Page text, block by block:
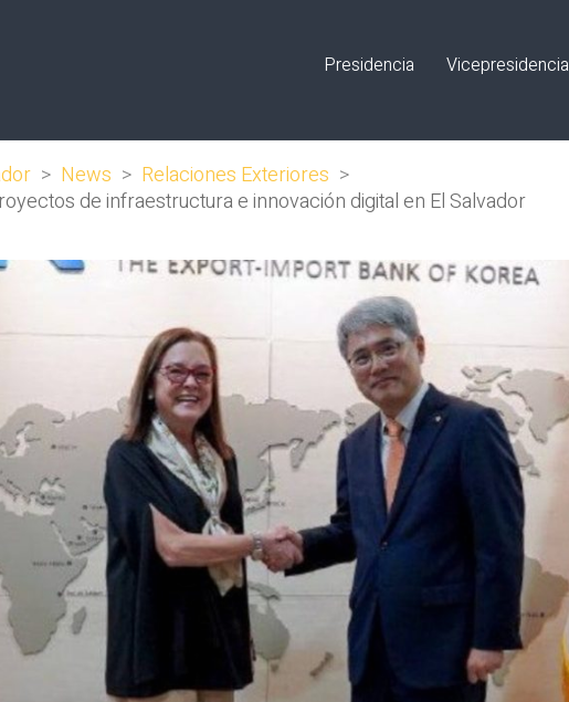
Presidencia Vicepresidencia
> News > Relaciones Exteriores >
de infraestructura e innovación digital en El Salvador